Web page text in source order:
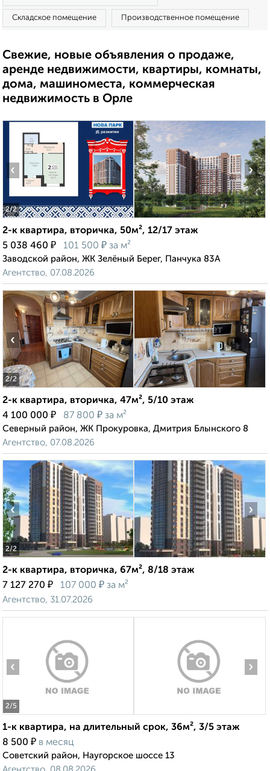
Складское помещение Производственное помещение
Свежие, новые объявления о продаже,
аренде недвижимости, квартиры, комнаты,
дома, машиноместа, коммерческая
недвижимость в Орле
2/2
‹ ›
2-к квартира, вторичка, 50м², 12/17 этаж
5 038 460 ₽ 101 500 ₽ за м²
Заводской район, ЖК Зелёный Берег, Панчука 83А
Агентство, 07.08.2026
2/2
‹ ›
2-к квартира, вторичка, 47м², 5/10 этаж
4 100 000 ₽ 87 800 ₽ за м²
Северный район, ЖК Прокуровка, Дмитрия Блынского 8
Агентство, 07.08.2026
2/2
‹ ›
2-к квартира, вторичка, 67м², 8/18 этаж
7 127 270 ₽ 107 000 ₽ за м²
Агентство, 31.07.2026
2/5
‹ ›
1-к квартира, на длительный срок, 36м², 3/5 этаж
8 500 ₽ в месяц
Советский район, Наугорское шоссе 13